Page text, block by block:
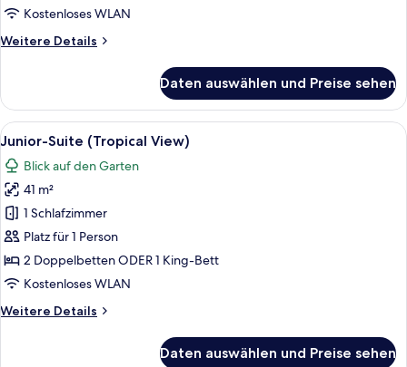
Kostenloses WLAN
Weitere Details
Weitere
Suite
Daten auswählen und Preise sehen
Alle
Fotos
für
Junior-
Suite
(Tropical
View)
anzeigen
Ein modernes Hotelzimmer mit Bett,
8
Junior-Suite (Tropical View)
Blick auf den Garten
41 m²
1 Schlafzimmer
Platz für 1 Person
2 Doppelbetten ODER 1 King-Bett
Kostenloses WLAN
Weitere Details
Weitere
Daten auswählen und Preise sehen